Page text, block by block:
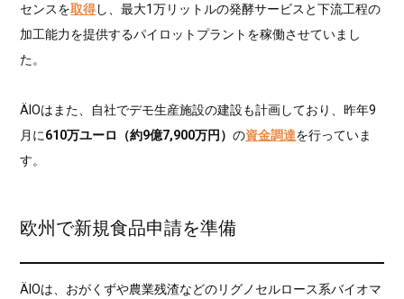
センスを取得し、最大1万リットルの発酵サービスと下流工程の
加工能力を提供するパイロットプラントを稼働させていまし
た。
ÄIOはまた、自社でデモ生産施設の建設も計画しており、昨年9
月に610万ユーロ（約9億7,900万円）の資金調達を行っていま
す。
欧州で新規食品申請を準備
ÄIOは、おがくずや農業残渣などのリグノセルロース系バイオマ